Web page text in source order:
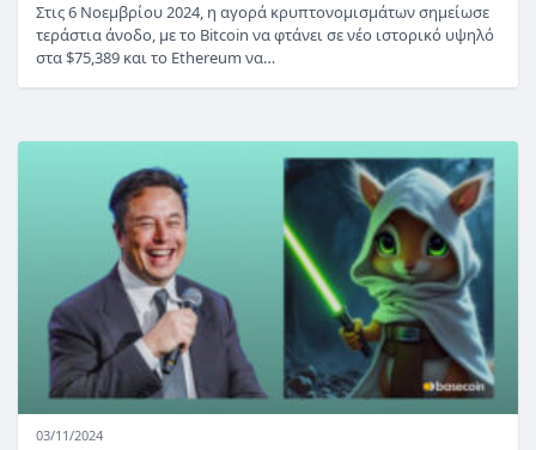
Στις 6 Νοεμβρίου 2024, η αγορά κρυπτονομισμάτων σημείωσε
τεράστια άνοδο, με το Bitcoin να φτάνει σε νέο ιστορικό υψηλό
στα $75,389 και το Ethereum να…
03/11/2024